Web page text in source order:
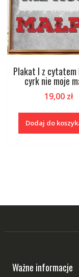
Plakat I z cytatem
cyrk nie moje
19,00 zł
Dodaj do
Ważne informacje